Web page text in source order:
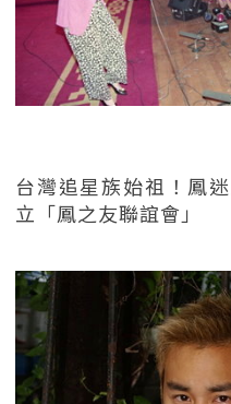
台灣追星族始祖！鳳
立「鳳之友聯誼會」